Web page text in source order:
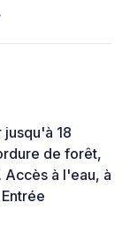
18
de forêt,
à l'eau, à